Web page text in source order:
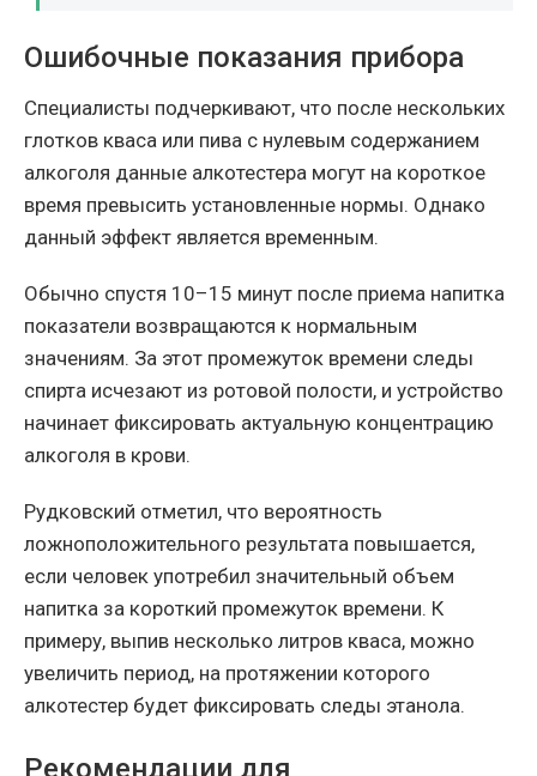
Ошибочные показания прибора
Специалисты подчеркивают, что после нескольких
глотков кваса или пива с нулевым содержанием
алкоголя данные алкотестера могут на короткое
время превысить установленные нормы. Однако
данный эффект является временным.
Обычно спустя 10–15 минут после приема напитка
показатели возвращаются к нормальным
значениям. За этот промежуток времени следы
спирта исчезают из ротовой полости, и устройство
начинает фиксировать актуальную концентрацию
алкоголя в крови.
Рудковский отметил, что вероятность
ложноположительного результата повышается,
если человек употребил значительный объем
напитка за короткий промежуток времени. К
примеру, выпив несколько литров кваса, можно
увеличить период, на протяжении которого
алкотестер будет фиксировать следы этанола.
Рекомендации для